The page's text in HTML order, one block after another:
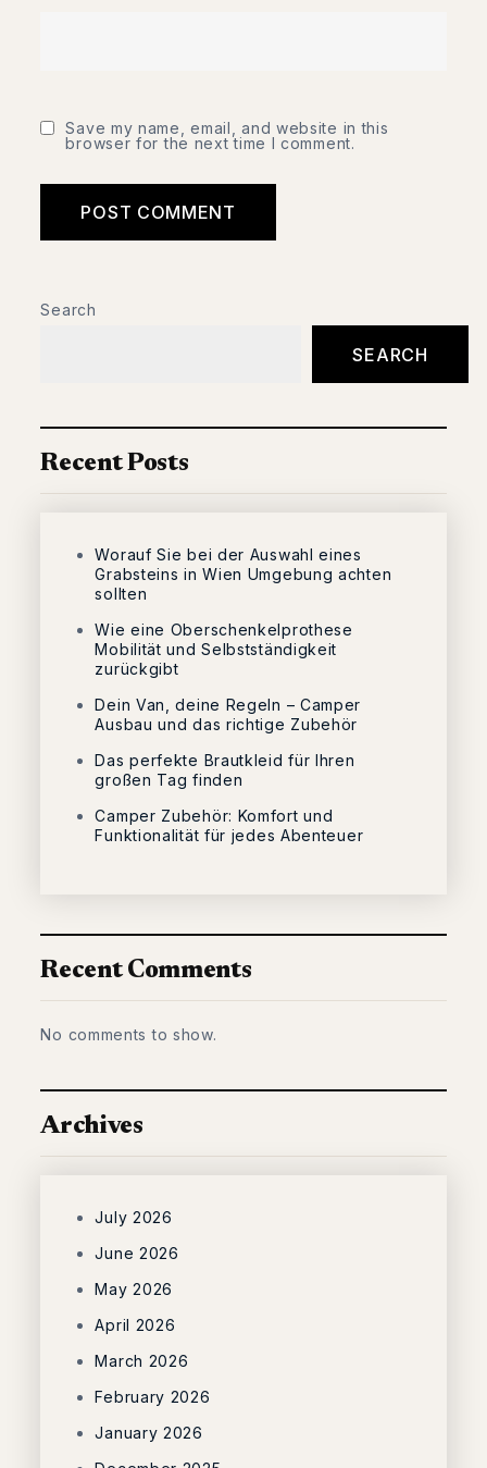
Save my name, email, and website in this
browser for the next time I comment.
Search
SEARCH
Recent Posts
Worauf Sie bei der Auswahl eines
Grabsteins in Wien Umgebung achten
sollten
Wie eine Oberschenkelprothese
Mobilität und Selbstständigkeit
zurückgibt
Dein Van, deine Regeln – Camper
Ausbau und das richtige Zubehör
Das perfekte Brautkleid für Ihren
großen Tag finden
Camper Zubehör: Komfort und
Funktionalität für jedes Abenteuer
Recent Comments
No comments to show.
Archives
July 2026
June 2026
May 2026
April 2026
March 2026
February 2026
January 2026